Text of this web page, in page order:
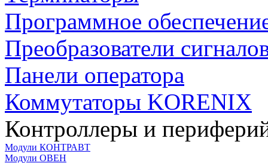
Программное
Преобразователи
Панели оператора
Коммутаторы KORENIX
Контроллеры и
Модули КОНТРАВТ
Модули ОВЕН